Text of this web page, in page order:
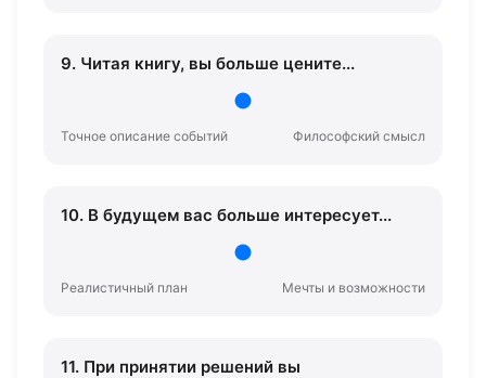
9. Читая книгу, вы больше цените...
Точное описание событий Философский смысл
10. В будущем вас больше интересует...
Реалистичный план Мечты и возможности
11. При принятии решений вы